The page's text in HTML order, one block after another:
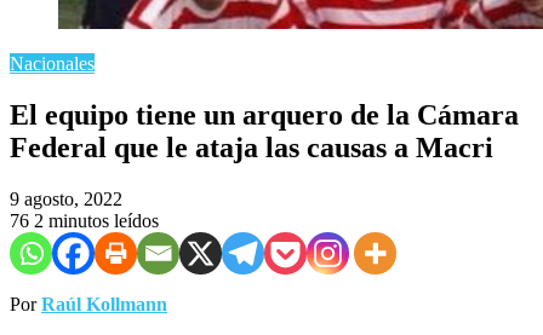
Nacionales
El equipo tiene un arquero de la Cámara
Federal que le ataja las causas a Macri
9 agosto, 2022
76 2 minutos leídos
PorRaúl Kollmann